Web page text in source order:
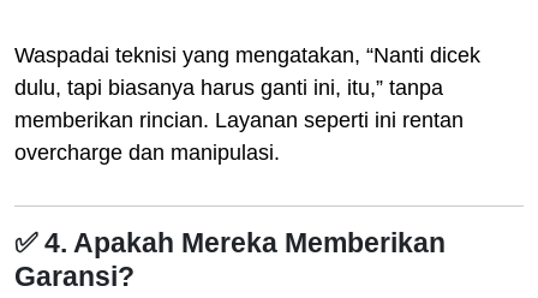
Waspadai teknisi yang mengatakan, “Nanti dicek
dulu, tapi biasanya harus ganti ini, itu,” tanpa
memberikan rincian. Layanan seperti ini rentan
overcharge dan manipulasi.
✅ 4. Apakah Mereka Memberikan
Garansi?